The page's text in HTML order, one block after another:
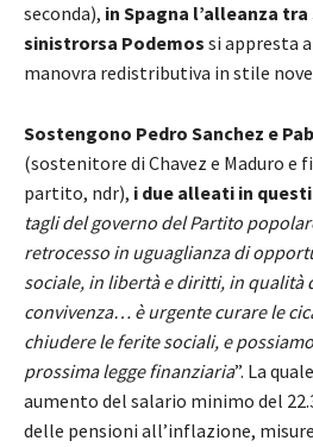
seconda), in Spagna l’alleanza
sinistrorsa Podemos si appresta
manovra redistributiva in stile
Sostengono Pedro Sanchez e
(sostenitore di Chavez e Maduro e
partito, ndr), i due alleati in
tagli del governo del Partito
retrocesso in uguaglianza di
sociale, in libertà e diritti, in qualità
convivenza… è urgente curare le
chiudere le ferite sociali, e
prossima legge finanziaria”. La
aumento del salario minimo del
delle pensioni all’inflazione,